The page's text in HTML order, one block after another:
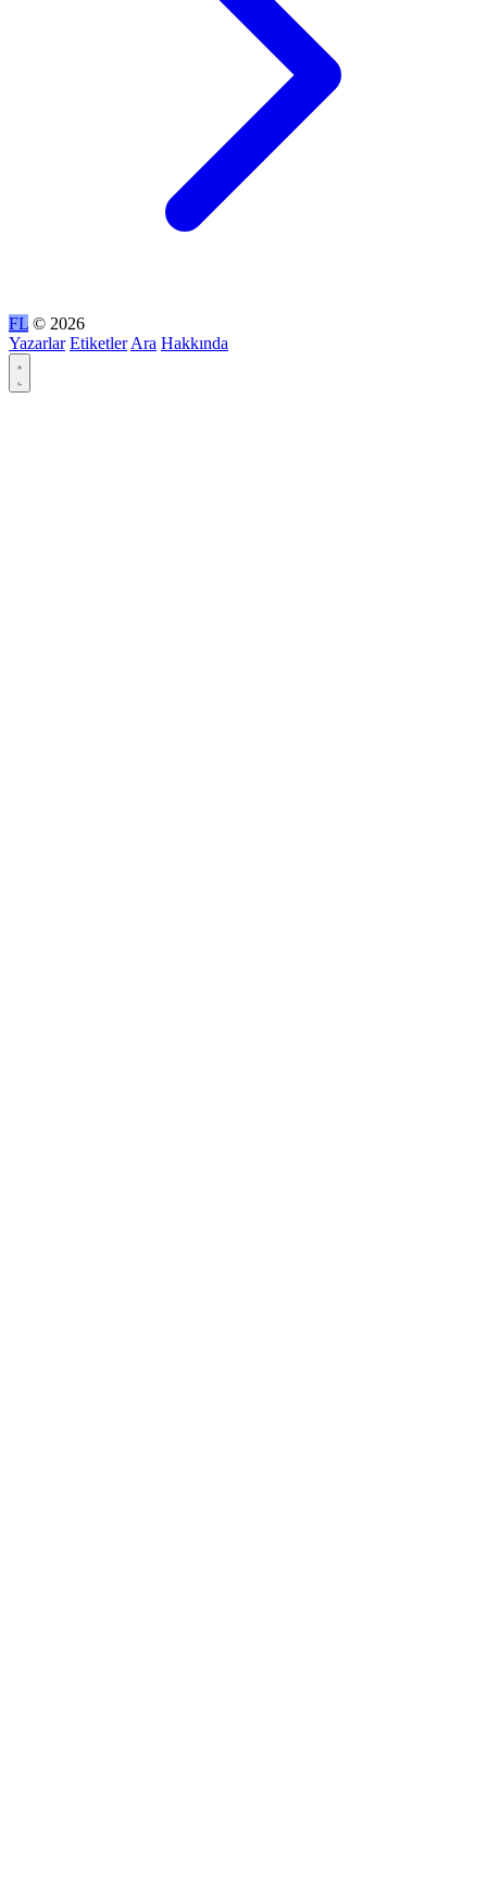
FL © 2026
Yazarlar Etiketler Ara Hakkında